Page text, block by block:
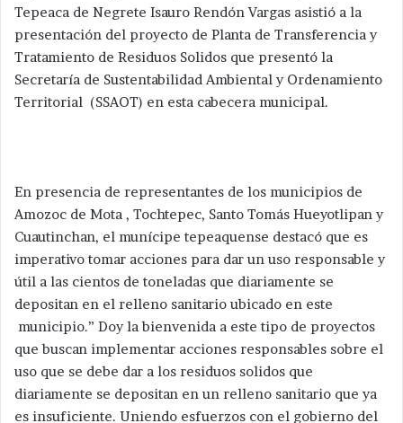
Tepeaca de Negrete Isauro Rendón Vargas asistió a la
presentación del proyecto de Planta de Transferencia y
Tratamiento de Residuos Solidos que presentó la
Secretaría de Sustentabilidad Ambiental y Ordenamiento
Territorial (SSAOT) en esta cabecera municipal.
En presencia de representantes de los municipios de
Amozoc de Mota , Tochtepec, Santo Tomás Hueyotlipan y
Cuautinchan, el munícipe tepeaquense destacó que es
imperativo tomar acciones para dar un uso responsable y
útil a las cientos de toneladas que diariamente se
depositan en el relleno sanitario ubicado en este
municipio.” Doy la bienvenida a este tipo de proyectos
que buscan implementar acciones responsables sobre el
uso que se debe dar a los residuos solidos que
diariamente se depositan en un relleno sanitario que ya
es insuficiente. Uniendo esfuerzos con el gobierno del